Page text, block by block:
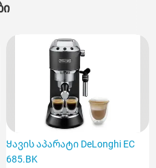
Ყავის აპარატი DeLonghi EC
685.BK